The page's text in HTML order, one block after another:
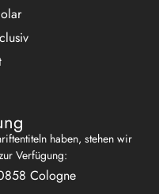
haben, stehen wir
Verfügung:
Cologne